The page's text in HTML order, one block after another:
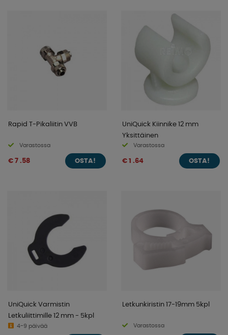
Rapid T-Pikaliitin VVB
Varastossa
€ 7 .58 OSTA!
UniQuick Kiinnike 12 mm
Yksittäinen
Varastossa
€ 1 .64 OSTA!
UniQuick Varmistin
Letkuliittimille 12 mm - 5kpl
4-9 päivää
Letkunkiristin 17-19mm 5kpl
Varastossa